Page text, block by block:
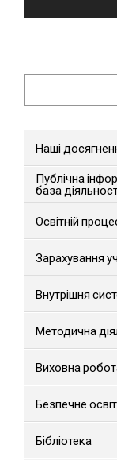
Наші
Публічна
база
Освітній
Зарахування
Внутрішня
Методична
Виховна
Безпечне
Бібліотека